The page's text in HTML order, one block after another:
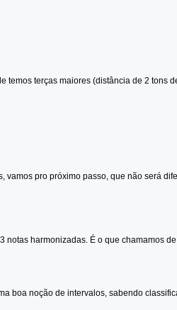
temos terças maiores (distância de 2 tons
vamos pro próximo passo, que não será
notas harmonizadas. É o que chamamos
boa noção de intervalos, sabendo